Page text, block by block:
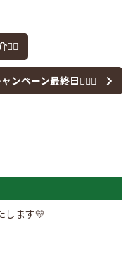
🏳‍🌈
ンペーン最終日🏳‍🌈✨
します💛